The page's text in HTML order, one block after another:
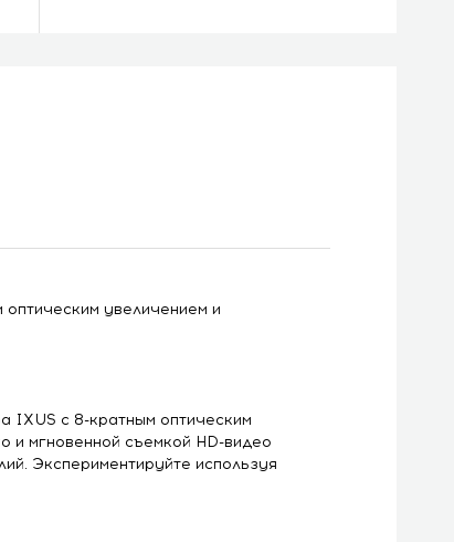
увеличением и
IXUS c 8-кратным оптическим
и мгновенной съемкой HD-видео
Экспериментируйте используя